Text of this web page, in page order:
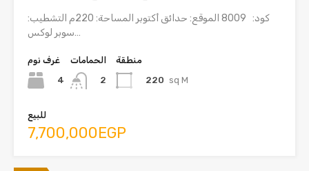
كود: 8009 الموقع: حدائق أكتوبر المساحة: 220م التشطيب:
سوبر لوكس…
غرف نوم
4
الحمامات
2
منطقة
220 sq M
للبيع
7,700,000EGP